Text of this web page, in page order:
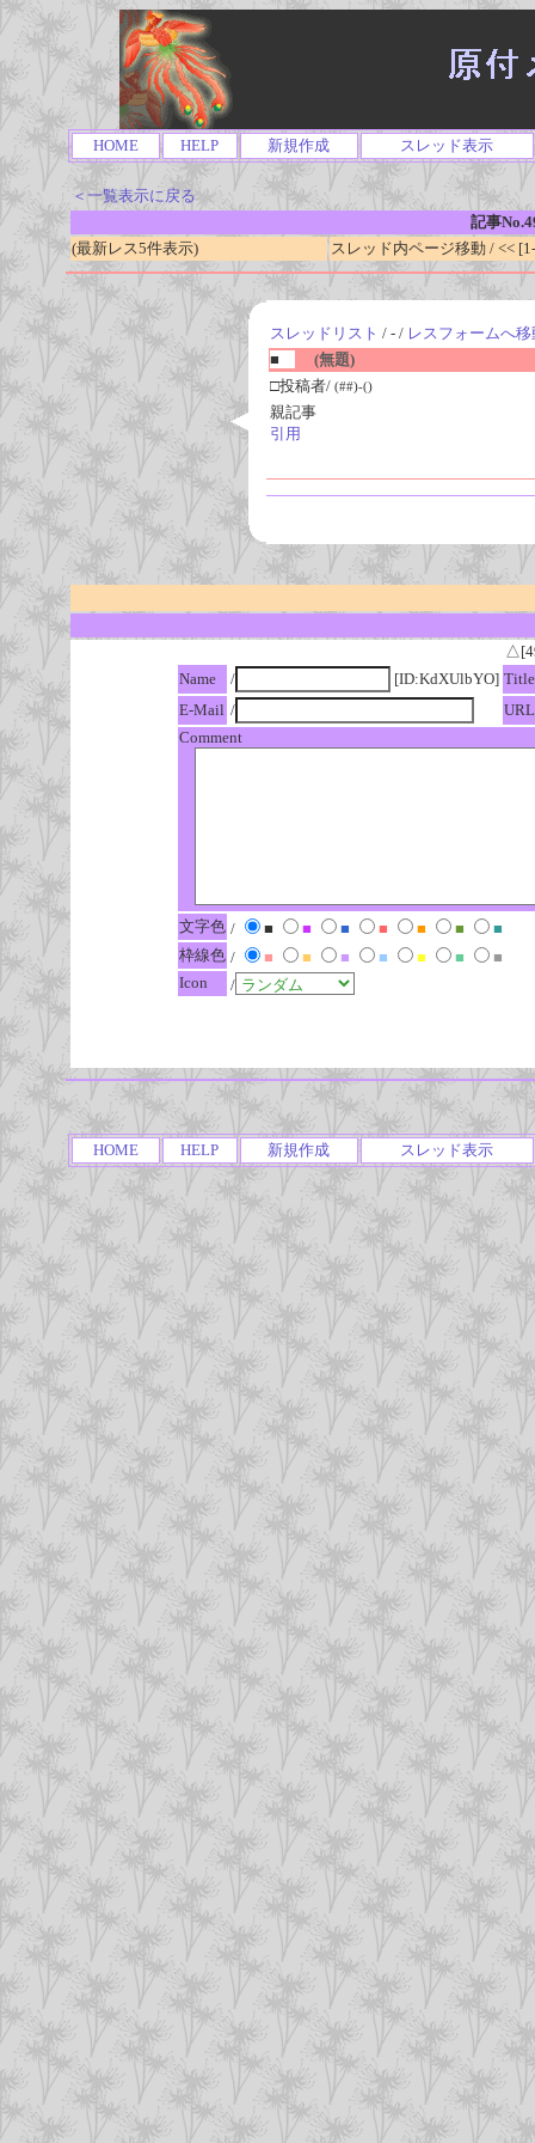
HOME HELP 新規作成 スレッド表示
＜一覧表示に戻る
記事
(最新レス5件表示)
スレッド内ページ移動 / <<
スレッドリスト / - / レスフォームへ移
■
(無題)
□投稿者/ (##)-()
親記事
引用
Name
/ [ID:KdXUlbYO] Title
E-Mail /
URL
Comment
文字色 / ■ ■ ■ ■ ■ ■
■
枠線色 / ■ ■ ■ ■ ■ ■
■
Icon
/
HOME HELP 新規作成 スレッド表示